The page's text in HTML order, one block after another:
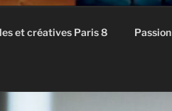
et créatives Paris 8 Passion